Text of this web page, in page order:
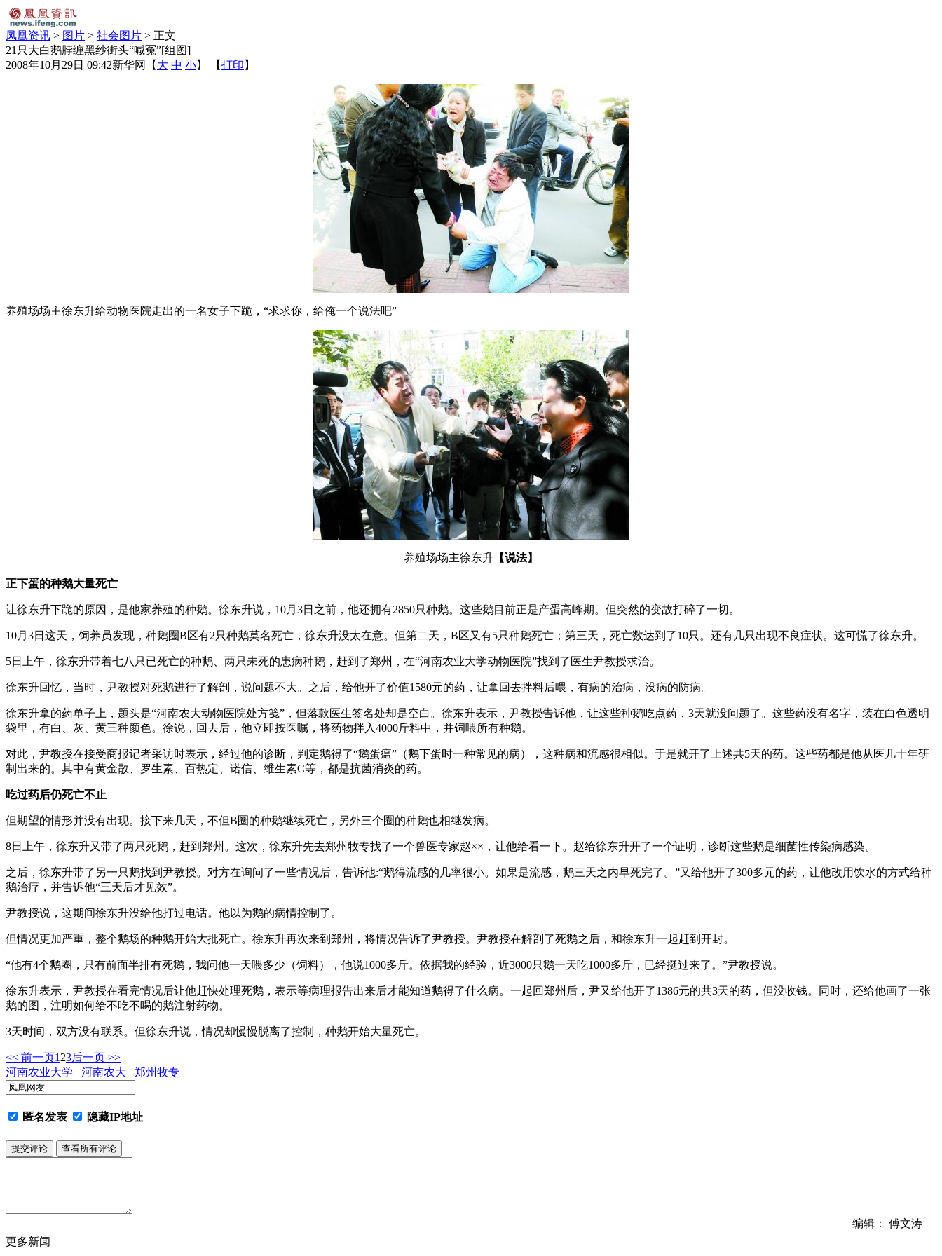
凤凰资讯 > 图片 > 社会图片 > 正文
21只大白鹅脖缠黑纱街头“喊冤”[组图]
2008年10月29日 09:42新华网 【 大 中 小】 【打印 】
养殖场场主徐东升给动物医院走出的一名女子下跪，“求求你，给俺一个说法吧”
养殖场场主徐东升 【说法】
正下蛋的种鹅大量死亡
让徐东升下跪的原因，是他家养殖的种鹅。徐东升说，10月3日之前，他还拥有2850只种鹅。这些鹅目前正是产蛋高峰期。但突然的变故打碎了一切。
10月3日这天，饲养员发现，种鹅圈B区有2只种鹅莫名死亡，徐东升没太在意。但第二天，B区又有5只种鹅死亡；第三天，死亡数达到了10只。还有几只出现不良症状。这可慌了徐东升。
5日上午，徐东升带着七八只已死亡的种鹅、两只未死的患病种鹅，赶到了郑州，在“河南农业大学动物医院”找到了医生尹教授求治。
徐东升回忆，当时，尹教授对死鹅进行了解剖，说问题不大。之后，给他开了价值1580元的药，让拿回去拌料后喂，有病的治病，没病的防病。
徐东升拿的药单子上，题头是“河南农大动物医院处方笺”，但落款医生签名处却是空白。徐东升表示，尹教授告诉他，让这些种鹅吃点药，3天就没问题了。这些药没有名字，装在白色透明
袋里，有白、灰、黄三种颜色。徐说，回去后，他立即按医嘱，将药物拌入4000斤料中，并饲喂所有种鹅。
对此，尹教授在接受商报记者采访时表示，经过他的诊断，判定鹅得了“鹅蛋瘟”（鹅下蛋时一种常见的病），这种病和流感很相似。于是就开了上述共5天的药。这些药都是他从医几十年研
制出来的。其中有黄金散、罗生素、百热定、诺信、维生素C等，都是抗菌消炎的药。
吃过药后仍死亡不止
但期望的情形并没有出现。接下来几天，不但B圈的种鹅继续死亡，另外三个圈的种鹅也相继发病。
8日上午，徐东升又带了两只死鹅，赶到郑州。这次，徐东升先去郑州牧专找了一个兽医专家赵××，让他给看一下。赵给徐东升开了一个证明，诊断这些鹅是细菌性传染病感染。
之后，徐东升带了另一只鹅找到尹教授。对方在询问了一些情况后，告诉他:“鹅得流感的几率很小。如果是流感，鹅三天之内早死完了。”又给他开了300多元的药，让他改用饮水的方式给种
鹅治疗，并告诉他“三天后才见效”。
尹教授说，这期间徐东升没给他打过电话。他以为鹅的病情控制了。
但情况更加严重，整个鹅场的种鹅开始大批死亡。徐东升再次来到郑州，将情况告诉了尹教授。尹教授在解剖了死鹅之后，和徐东升一起赶到开封。
“他有4个鹅圈，只有前面半排有死鹅，我问他一天喂多少（饲料），他说1000多斤。依据我的经验，近3000只鹅一天吃1000多斤，已经挺过来了。”尹教授说。
徐东升表示，尹教授在看完情况后让他赶快处理死鹅，表示等病理报告出来后才能知道鹅得了什么病。一起回郑州后，尹又给他开了1386元的共3天的药，但没收钱。同时，还给他画了一张
鹅的图，注明如何给不吃不喝的鹅注射药物。
3天时间，双方没有联系。但徐东升说，情况却慢慢脱离了控制，种鹅开始大量死亡。
<< 前一页1 23后一页 >>
河南农业大学
河南农大 郑州牧专
匿名发表 隐藏IP地址
编辑： 傅文涛
更多新闻